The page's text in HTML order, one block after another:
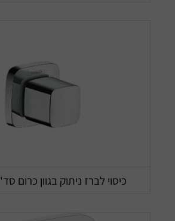
כיסוי לברז ניתוק בגוון כרום סד' puravida